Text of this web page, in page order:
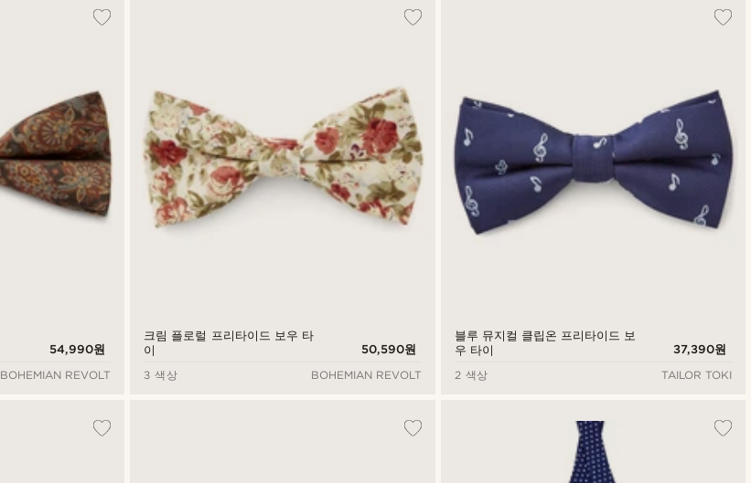
54,990원
BOHEMIAN REVOLT
크림 플로럴 프리타이드 보우 타
이
50,590원
3 색상
BOHEMIAN REVOLT
블루 뮤지컬 클립온 프리타이드 보
우 타이
37,390원
2 색상
TAILOR TOKI